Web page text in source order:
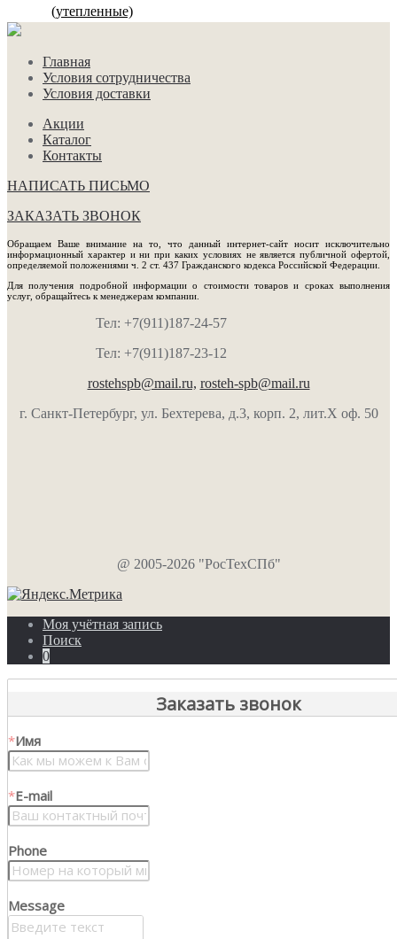
(утепленные)
Главная
Условия сотрудничества
Условия доставки
Акции
Каталог
Контакты
НАПИСАТЬ ПИСЬМО
ЗАКАЗАТЬ ЗВОНОК
Обращаем Ваше внимание на то, что данный интернет-сайт носит исключительно
информационный характер и ни при каких условиях не является публичной офертой,
определяемой положениями ч. 2 ст. 437 Гражданского кодекса Российской Федерации.
Для получения подробной информации о стоимости товаров и сроках выполнения
услуг, обращайтесь к менеджерам компании.
Тел: +7(911)187-24-57
Тел: +7(911)187-23-12
rostehspb@mail.ru, rosteh-spb@mail.ru
г. Санкт-Петербург, ул. Бехтерева, д.3, корп. 2, лит.Х оф. 50
@ 2005-2026 "РосТехСПб"
Моя учётная запись
Поиск
0
Заказать звонок
*Имя
*E-mail
Phone
Message